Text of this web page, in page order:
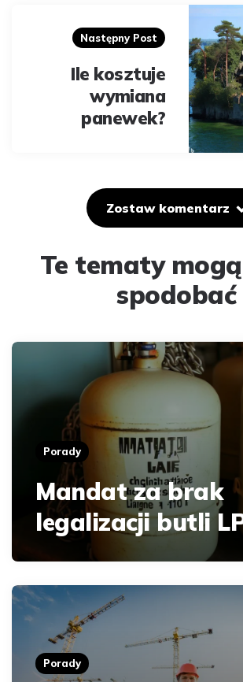
Następny Post
Ile kosztuje
wymiana
panewek?
Zostaw komentarz
Te tematy
spodobać
Porady
Mandat za brak
legalizacji butli
Porady